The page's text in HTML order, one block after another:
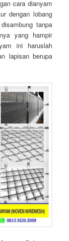
cara dianyam
dengan lobang
tanpa
yang hampir
ini haruslah
lapisan berupa